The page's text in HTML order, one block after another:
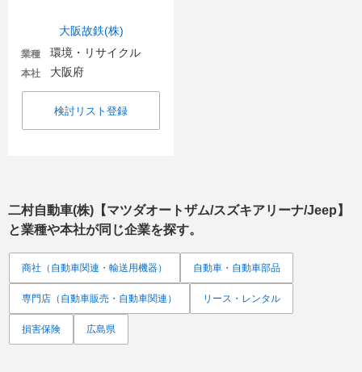
大阪故鉄(株)
業種 環境・リサイクル
本社 大阪府
検討リスト登録
二村自動車(株)【マツダオートザム/スズキアリーナ/Jeep】
と業種や本社が同じ企業を探す。
商社（自動車関連・輸送用機器） 自動車・自動車部品
専門店（自動車販売・自動車関連） リース・レンタル
損害保険 広島県